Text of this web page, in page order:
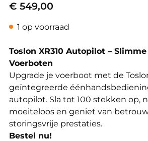
€ 549,00
1 op voorraad
Toslon XR310 Autopilot –
Voerboten
Upgrade je voerboot met de
geïntegreerde
autopilot. Sla tot 100 stekken op,
moeiteloos en geniet van
storingsvrije prestaties.
Bestel nu!